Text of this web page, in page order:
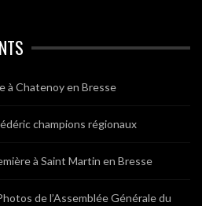
à Chatenoy en Bresse
champions régionaux
à Saint Martin en Bresse
de l’Assemblée Générale du